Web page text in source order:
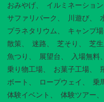
おみやげ
イルミネーション
サファリパーク
川遊び
プラネタリウム
キャンプ場
散策
迷路 芝そり 芝
魚つり
展望台 入場無料
乗り物工場
お菓子工場
ボート
ロープウェイ 乗
体験イベント
体験ツアー